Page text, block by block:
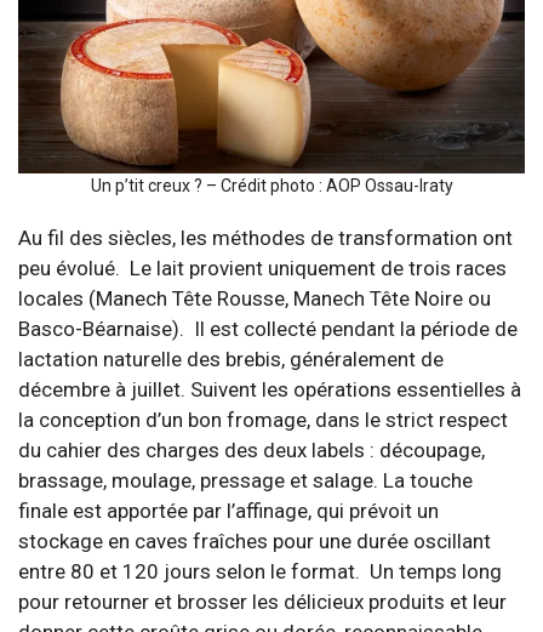
Un p’tit creux ? – Crédit photo : AOP Ossau-Iraty
Au fil des siècles, les méthodes de transformation ont
peu évolué. Le lait provient uniquement de trois races
locales (Manech Tête Rousse, Manech Tête Noire ou
Basco-Béarnaise). Il est collecté pendant la période de
lactation naturelle des brebis, généralement de
décembre à juillet. Suivent les opérations essentielles à
la conception d’un bon fromage, dans le strict respect
du cahier des charges des deux labels : découpage,
brassage, moulage, pressage et salage. La touche
finale est apportée par l’affinage, qui prévoit un
stockage en caves fraîches pour une durée oscillant
entre 80 et 120 jours selon le format. Un temps long
pour retourner et brosser les délicieux produits et leur